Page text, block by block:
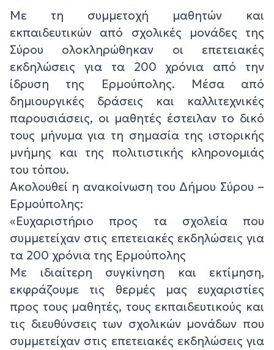
Με τη συμμετοχή μαθητών και
εκπαιδευτικών από σχολικές μονάδες της
Σύρου ολοκληρώθηκαν οι επετειακές
εκδηλώσεις για τα 200 χρόνια από την
ίδρυση της Ερμούπολης. Μέσα από
δημιουργικές δράσεις και καλλιτεχνικές
παρουσιάσεις, οι μαθητές έστειλαν το δικό
τους μήνυμα για τη σημασία της ιστορικής
μνήμης και της πολιτιστικής κληρονομιάς
του τόπου.
Ακολουθεί η ανακοίνωση του Δήμου Σύρου –
Ερμούπολης:
«Ευχαριστήριο προς τα σχολεία που
συμμετείχαν στις επετειακές εκδηλώσεις για
τα 200 χρόνια της Ερμούπολης
Με ιδιαίτερη συγκίνηση και εκτίμηση,
εκφράζουμε τις θερμές μας ευχαριστίες
προς τους μαθητές, τους εκπαιδευτικούς και
τις διευθύνσεις των σχολικών μονάδων που
συμμετείχαν στις επετειακές εκδηλώσεις για